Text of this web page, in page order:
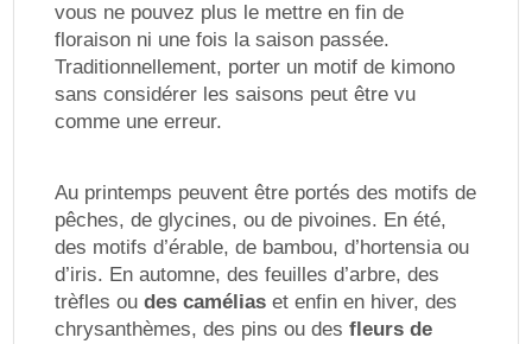
vous ne pouvez plus le mettre en fin de
floraison ni une fois la saison passée.
Traditionnellement, porter un motif de kimono
sans considérer les saisons peut être vu
comme une erreur.
Au printemps peuvent être portés des motifs de
pêches, de glycines, ou de pivoines. En été,
des motifs d’érable, de bambou, d’hortensia ou
d’iris. En automne, des feuilles d’arbre, des
trèfles ou des camélias et enfin en hiver, des
chrysanthèmes, des pins ou des fleurs de